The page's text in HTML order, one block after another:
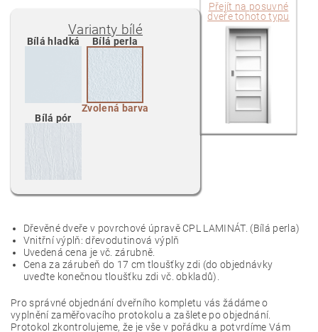
Varianty bílé
Bílá hladká Bílá perla
Zvolená barva
Bílá pór
Přejít na posuvné
dveře tohoto typu
Dřevěné dveře v povrchové úpravě CPL LAMINÁT. (Bílá perla)
Vnitřní výplň: dřevodutinová výplň
Uvedená cena je vč. zárubně.
Cena za zárubeň do 17 cm tloušťky zdi (do objednávky
uveďte konečnou tloušťku zdi vč. obkladů).
Pro správné objednání dveřního kompletu vás žádáme o
vyplnění zaměřovacího protokolu a zašlete po objednání.
Protokol zkontrolujeme, že je vše v pořádku a potvrdíme Vám